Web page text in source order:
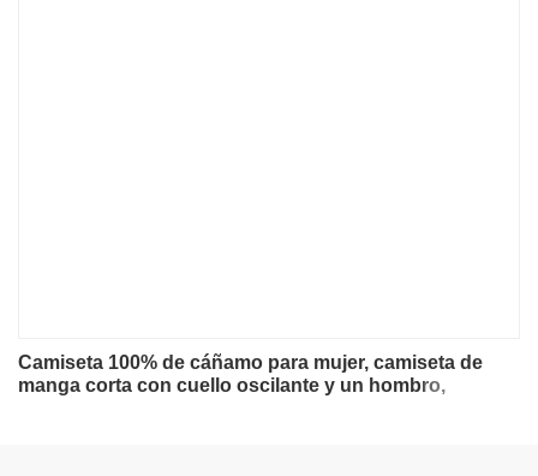
Camiseta 100% de cáñamo para mujer, camiseta de
manga corta con cuello oscilante y un hombro,